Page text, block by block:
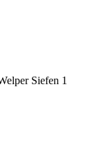
Siefen 1